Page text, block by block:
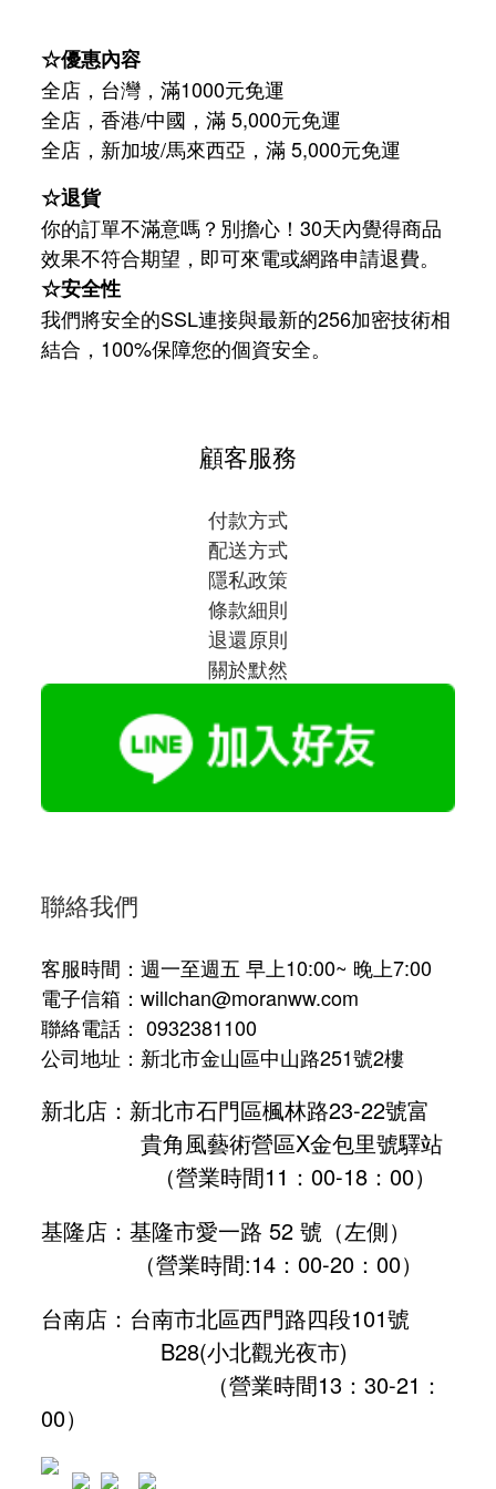
☆優惠內容
全店，台灣，滿1000元免運
全店，香港/中國，滿 5,000元免運
全店，新加坡/馬來西亞，滿 5,000元免運
☆退貨
你的訂單不滿意嗎？別擔心！30天內覺得商品
效果不符合期望，即可來電或網路申請退費。
☆安全性
我們將安全的SSL連接與最新的256加密技術相
結合，100%保障您的個資安全。
顧客服務
付款方式
配送方式
隱私政策
條款細則
退還原則
關於默然
聯絡我們
客服時間：週一至週五 早上10:00~ 晚上7:00
電子信箱：willchan@moranww.com
聯絡電話： 0932381100
公司地址：新北市金山區中山路251號2樓
新北店：新北市石門區楓林路23-22號富
貴角風藝術營區X金包里號驛站
（營業時間11：00-18：00）
基隆店：基隆市愛一路 52 號（左側）
（營業時間:14：00-20：00）
台南店：台南市北區西門路四段101號
B28(小北觀光夜市)
（營業時間13：30-21：
00）